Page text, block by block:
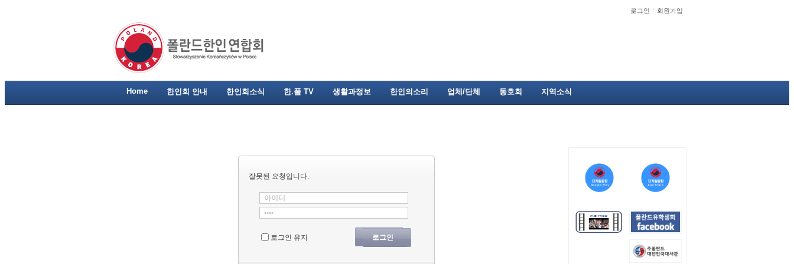
로그인 회원가입
Home 한인회 안내 한인회소식 한.폴 TV 생활과정보 한인의소리 업체/단체 동호회 지역소식
잘못된 요청입니다.
로그인 유지